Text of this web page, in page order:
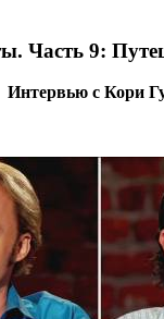
Часть 9:
Интервью с Кори